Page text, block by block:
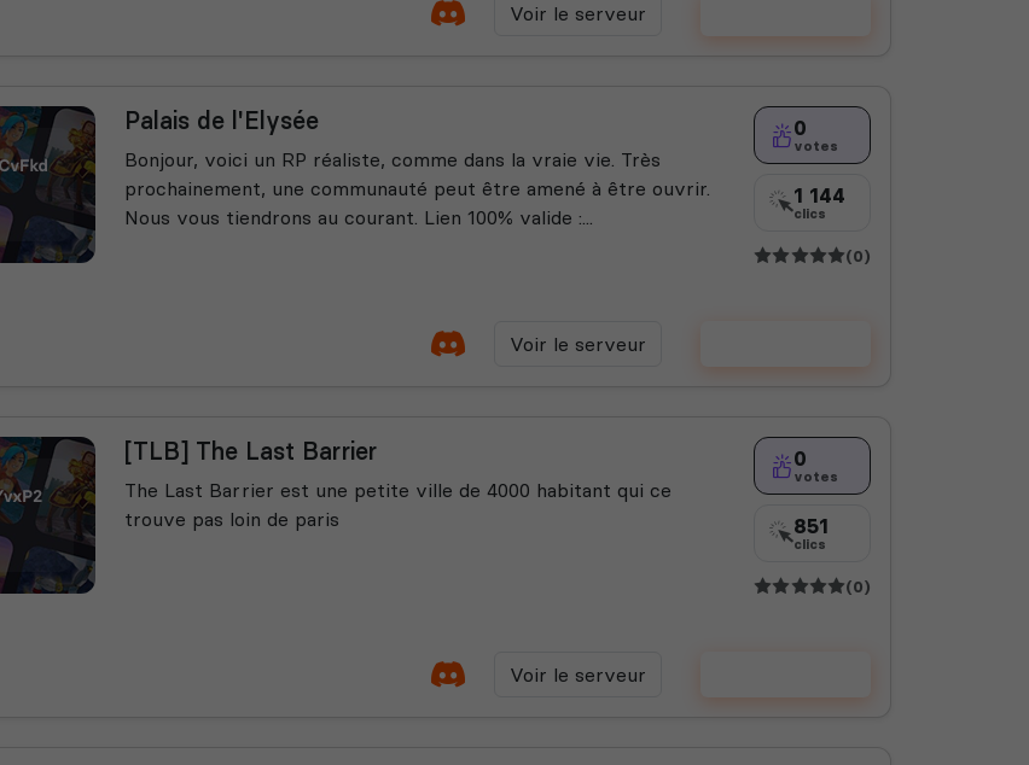
Voir le serveur
Palais de l'Elysée
Bonjour, voici un RP réaliste, comme dans la vraie vie. Très
prochainement, une communauté peut être amené à être ouvrir.
Nous vous tiendrons au courant. Lien 100% valide :...
0
votes
1 144
clics
(0)
Voir le serveur
[TLB] The Last Barrier
The Last Barrier est une petite ville de 4000 habitant qui ce
trouve pas loin de paris
0
votes
851
clics
(0)
Voir le serveur